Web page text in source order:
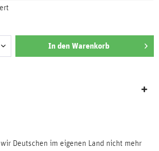
In den Warenkorb
Deutschen im eigenen Land nicht mehr